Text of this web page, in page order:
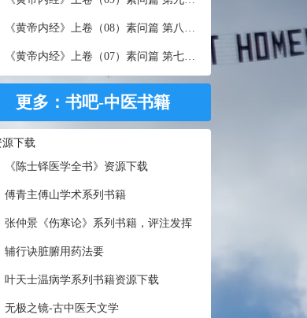
《黄帝内经》上卷（08）素问篇 第八篇 灵兰秘典论
《黄帝内经》上卷（07）素问篇 第七篇 阴阳别论
更多：书吧-中医书籍
源下载
《陈士铎医学全书》资源下载
傅青主傅山学术系列书籍
张仲景《伤寒论》系列书籍，评注发挥
辅行诀脏腑用药法要
叶天士温病学系列书籍资源下载
无极之镜-古中医天文学